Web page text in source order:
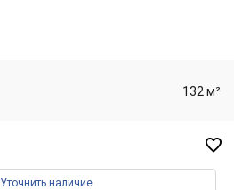
132 м²

Уточнить наличие